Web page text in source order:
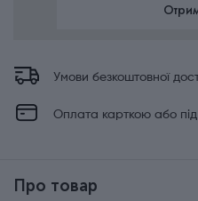
Умови безкоштовної
Оплата карткою або
Про товар